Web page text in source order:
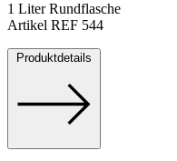
1 Liter Rundflasche
Artikel REF 544
Produktdetails